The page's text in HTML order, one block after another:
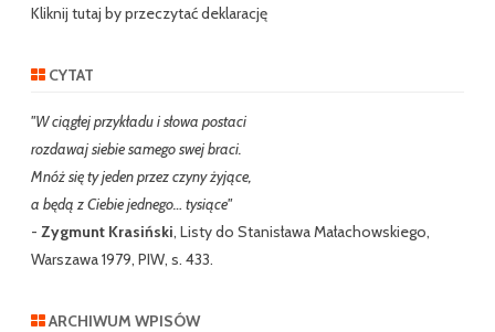
h
Kliknij tutaj by przeczytać deklarację
CYTAT
"W ciągłej przykładu i słowa postaci
rozdawaj siebie samego swej braci.
Mnóż się ty jeden przez czyny żyjące,
a będą z Ciebie jednego… tysiące"
- Zygmunt Krasiński, Listy do Stanisława Małachowskiego,
Warszawa 1979, PIW, s. 433.
ARCHIWUM WPISÓW